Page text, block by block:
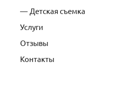
Детская съемка
Услуги
Отзывы
Контакты